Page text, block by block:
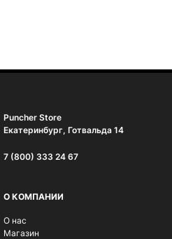
Puncher Store
Екатеринбург, Готвальда 14
7 (800) 333 24 67
О КОМПАНИИ
О нас
Магазин